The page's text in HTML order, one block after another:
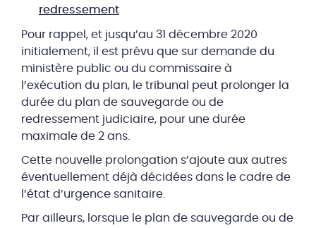
redressement
Pour rappel, et jusqu’au 31 décembre 2020
initialement, il est prévu que sur demande du
ministère public ou du commissaire à
l’exécution du plan, le tribunal peut prolonger la
durée du plan de sauvegarde ou de
redressement judiciaire, pour une durée
maximale de 2 ans.
Cette nouvelle prolongation s’ajoute aux autres
éventuellement déjà décidées dans le cadre de
l’état d’urgence sanitaire.
Par ailleurs, lorsque le plan de sauvegarde ou de